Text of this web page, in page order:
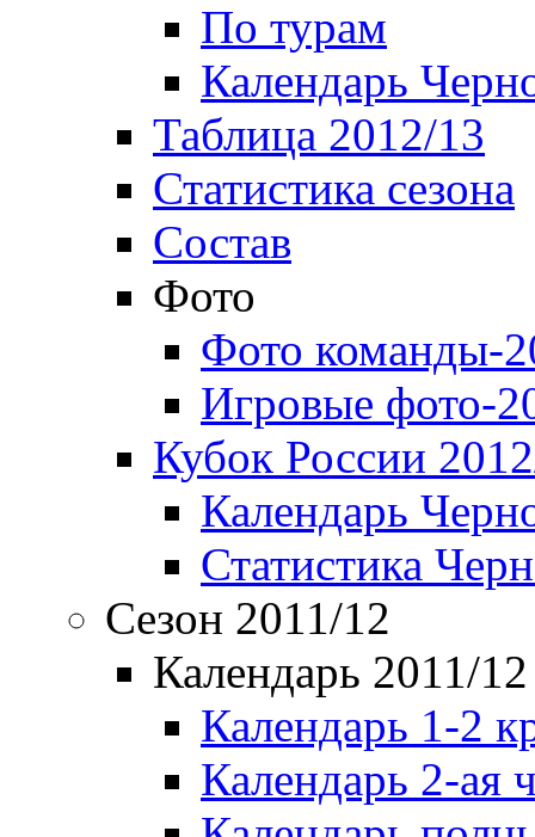
По турам
Календарь
Таблица 2012/13
Статистика сезона
Состав
Фото
Фото команды-
Игровые фото-
Кубок России
Календарь
Статистика
Сезон 2011/12
Календарь 2011/12
Календарь 1-2
Календарь 2-ая